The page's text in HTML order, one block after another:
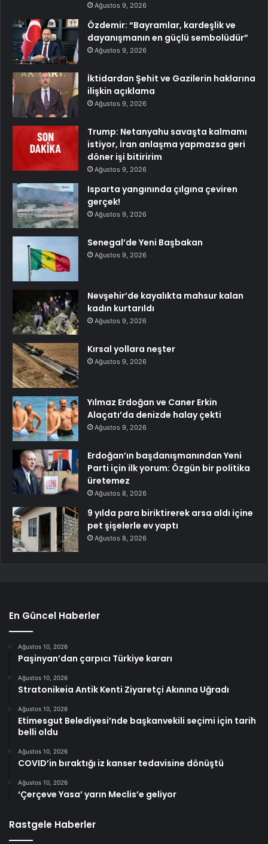
Ağustos 9, 2026
Özdemir: “Bayramlar, kardeşlik ve
dayanışmanın en güçlü sembolüdür”
Ağustos 9, 2026
İktidardan Şehit ve Gazilerin haklarına
ilişkin açıklama
Ağustos 9, 2026
Trump: Netanyahu savaşta kalmamı
istiyor, İran anlaşma yapmazsa geri
döner işi bitiririm
Ağustos 9, 2026
Isparta yangınında çılgına çeviren
gerçek!
Ağustos 9, 2026
Senegal’de Yeni Başbakan
Ağustos 9, 2026
Nevşehir’de kayalıkta mahsur kalan
kadın kurtarıldı
Ağustos 9, 2026
Kırsal yollara neşter
Ağustos 9, 2026
Yılmaz Erdoğan ve Caner Erkin
Alaçatı’da denizde halay çekti
Ağustos 9, 2026
Erdoğan’ın başdanışmanından Yeni
Parti için ilk yorum: Özgün bir politika
üretemez
Ağustos 8, 2026
9 yılda para biriktirerek arsa aldı içine
pet şişelerle ev yaptı
Ağustos 8, 2026
En Güncel Haberler
Ağustos 10, 2026
Paşinyan’dan çarpıcı Türkiye kararı
Ağustos 10, 2026
Stratonikeia Antik Kenti Ziyaretçi Akınına Uğradı
Ağustos 10, 2026
Etimesgut Belediyesi’nde başkanvekili seçimi için tarih
belli oldu
Ağustos 10, 2026
COVID’in bıraktığı iz kanser tedavisine dönüştü
Ağustos 10, 2026
‘Çerçeve Yasa’ yarın Meclis’e geliyor
Rastgele Haberler